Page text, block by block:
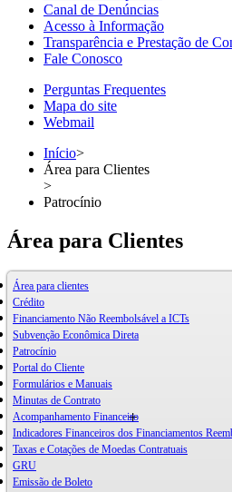
Canal de Denúncias
Acesso à Informação
Transparência e Prestação de
Fale Conosco
Perguntas Frequentes
Mapa do site
Webmail
Início>
Área para Clientes
>
Patrocínio
Área para Clientes
Área para clientes
Crédito
Financiamento Não Reembolsável a ICTs
Subvenção Econômica Direta
Patrocínio
Portal do Cliente
Formulários e Manuais
Minutas de Contrato
Acompanhamento Financeiro
Indicadores Financeiros dos Financiamentos
Taxas e Cotações de Moedas Contratuais
GRU
Emissão de Boleto